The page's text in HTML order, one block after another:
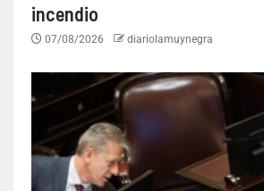
incendio
07/08/2026 diariolamuynegra